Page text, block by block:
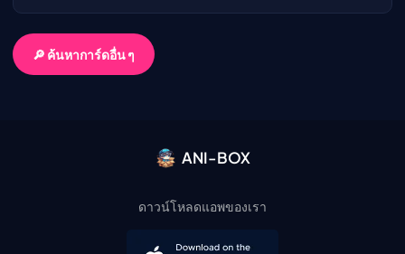
🔎 ค้นหาการ์ดอื่น ๆ
ANI-BOX
ดาวน์โหลดแอพของเรา